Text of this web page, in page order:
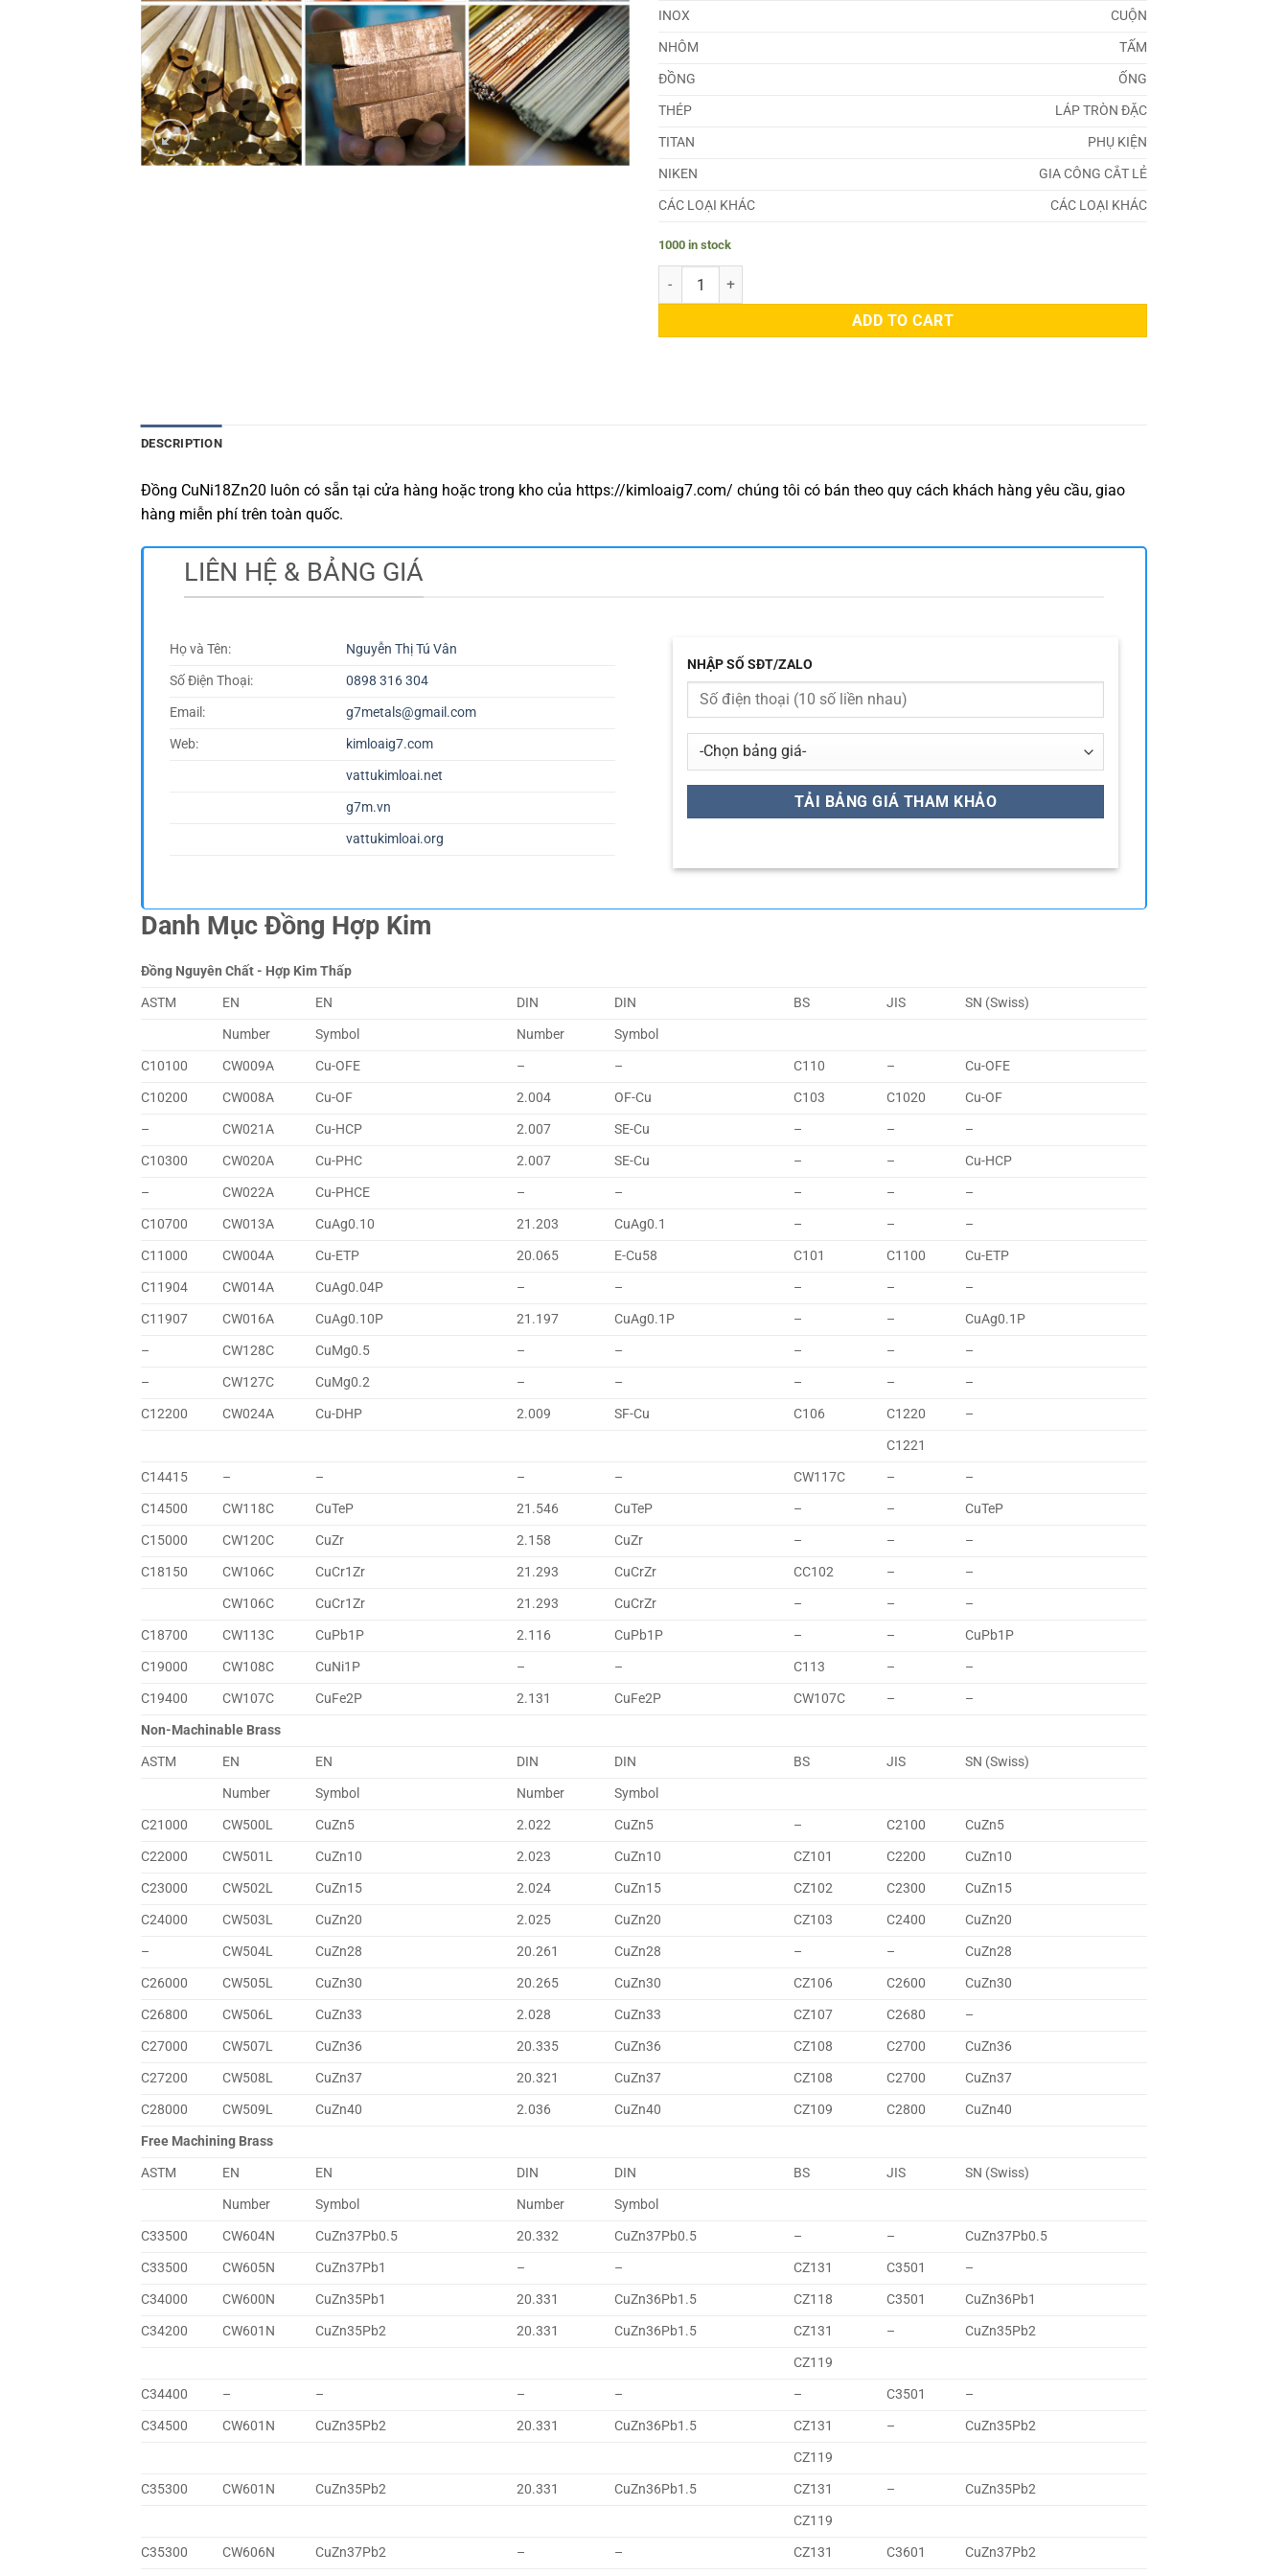
INOX
CUỘN
NHÔM
TẤM
ĐỒNG
ỐNG
THÉP
LÁP TRÒN ĐẶC
TITAN
PHỤ KIỆN
NIKEN
GIA CÔNG CẮT LẺ
CÁC LOẠI KHÁC
CÁC LOẠI KHÁC
1000 in stock
Đồng CuNi18Zn20 quantity
ADD TO CART
DESCRIPTION
Đồng CuNi18Zn20 luôn có sẵn tại cửa hàng hoặc trong kho của https://kimloaig7.com/ chúng tôi có bán theo quy cách khách hàng yêu cầu, giao
hàng miễn phí trên toàn quốc.
LIÊN HỆ & BẢNG GIÁ
Họ và Tên:
Nguyễn Thị Tú Vân
Số Điện Thoại:
0898 316 304
Email:
g7metals@gmail.com
Web:
kimloaig7.com
vattukimloai.net
g7m.vn
vattukimloai.org
NHẬP SỐ SĐT/ZALO
Danh Mục Đồng Hợp Kim
Đồng Nguyên Chất - Hợp Kim Thấp
ASTM
EN EN DIN DIN BS JIS
SN (Swiss)
Number
Symbol Number
Symbol
C10100
CW009A Cu-OFE – – C110 –
Cu-OFE
C10200
CW008A Cu-OF 2.004 OF-Cu C103 C1020
Cu-OF
–
CW021A Cu-HCP 2.007 SE-Cu – –
–
C10300
CW020A Cu-PHC 2.007 SE-Cu – –
Cu-HCP
–
CW022A Cu-PHCE – – – –
–
C10700
CW013A CuAg0.10 21.203 CuAg0.1 – –
–
C11000
CW004A Cu-ETP 20.065 E-Cu58 C101 C1100
Cu-ETP
C11904
CW014A CuAg0.04P – – – –
–
C11907
CW016A CuAg0.10P 21.197 CuAg0.1P – –
CuAg0.1P
–
CW128C CuMg0.5 – – – –
–
–
CW127C CuMg0.2 – – – –
–
C12200
CW024A Cu-DHP 2.009 SF-Cu C106 C1220
–
C1221
C14415
– – – – CW117C –
–
C14500
CW118C CuTeP 21.546 CuTeP – –
CuTeP
C15000
CW120C CuZr 2.158 CuZr – –
–
C18150
CW106C CuCr1Zr 21.293 CuCrZr CC102 –
–
CW106C
CuCr1Zr 21.293 CuCrZr – –
–
C18700
CW113C CuPb1P 2.116 CuPb1P – –
CuPb1P
C19000
CW108C CuNi1P – – C113 –
–
C19400
CW107C CuFe2P 2.131 CuFe2P CW107C –
–
Non-Machinable Brass
ASTM
EN EN DIN DIN BS JIS
SN (Swiss)
Number
Symbol Number
Symbol
C21000
CW500L CuZn5 2.022 CuZn5 – C2100
CuZn5
C22000
CW501L CuZn10 2.023 CuZn10 CZ101 C2200
CuZn10
C23000
CW502L CuZn15 2.024 CuZn15 CZ102 C2300
CuZn15
C24000
CW503L CuZn20 2.025 CuZn20 CZ103 C2400
CuZn20
–
CW504L CuZn28 20.261 CuZn28 – –
CuZn28
C26000
CW505L CuZn30 20.265 CuZn30 CZ106 C2600
CuZn30
C26800
CW506L CuZn33 2.028 CuZn33 CZ107 C2680
–
C27000
CW507L CuZn36 20.335 CuZn36 CZ108 C2700
CuZn36
C27200
CW508L CuZn37 20.321 CuZn37 CZ108 C2700
CuZn37
C28000
CW509L CuZn40 2.036 CuZn40 CZ109 C2800
CuZn40
Free Machining Brass
ASTM
EN EN DIN DIN BS JIS
SN (Swiss)
Number
Symbol Number
Symbol
C33500
CW604N CuZn37Pb0.5 20.332 CuZn37Pb0.5 – –
CuZn37Pb0.5
C33500
CW605N CuZn37Pb1 – – CZ131 C3501
–
C34000
CW600N CuZn35Pb1 20.331 CuZn36Pb1.5 CZ118 C3501
CuZn36Pb1
C34200
CW601N CuZn35Pb2 20.331 CuZn36Pb1.5 CZ131 –
CuZn35Pb2
CZ119
C34400
– – – – – C3501
–
C34500
CW601N CuZn35Pb2 20.331 CuZn36Pb1.5 CZ131 –
CuZn35Pb2
CZ119
C35300
CW601N CuZn35Pb2 20.331 CuZn36Pb1.5 CZ131 –
CuZn35Pb2
CZ119
C35300
CW606N CuZn37Pb2 – – CZ131 C3601
CuZn37Pb2